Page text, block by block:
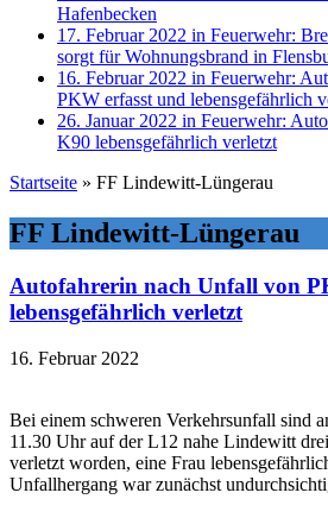
Hafenbecken
17. Februar 2022 in Feuerwehr:
sorgt für Wohnungsbrand in
16. Februar 2022 in Feuerwehr:
PKW erfasst und lebensgefährlich
26. Januar 2022 in Feuerwehr:
K90 lebensgefährlich verletzt
Startseite » FF Lindewitt-Lüngerau
FF Lindewitt-Lüngerau
Autofahrerin nach Unfall von
lebensgefährlich verletzt
16. Februar 2022
Bei einem schweren Verkehrsunfall sind
11.30 Uhr auf der L12 nahe Lindewitt
verletzt worden, eine Frau
Unfallhergang war zunächst